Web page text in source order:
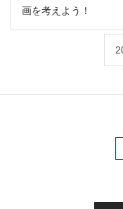
画を考えよう！